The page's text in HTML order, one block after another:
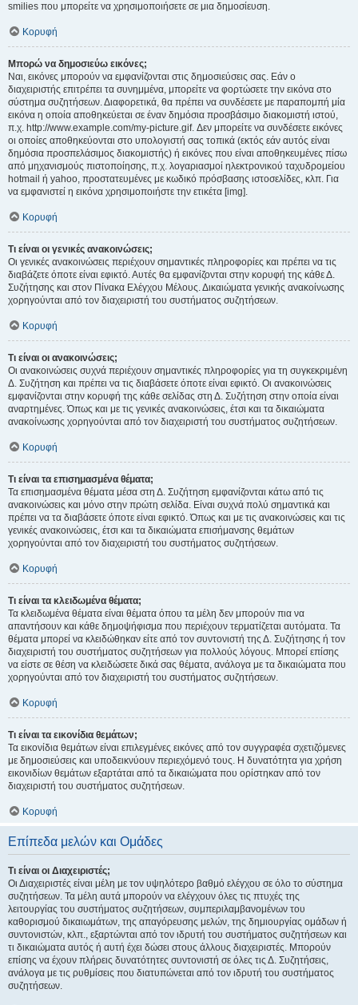
smilies που μπορείτε να χρησιμοποιήσετε σε μια δημοσίευση.
Κορυφή
Μπορώ να δημοσιεύω εικόνες;
Ναι, εικόνες μπορούν να εμφανίζονται στις δημοσιεύσεις σας. Εάν ο
διαχειριστής επιτρέπει τα συνημμένα, μπορείτε να φορτώσετε την εικόνα στο
σύστημα συζητήσεων. Διαφορετικά, θα πρέπει να συνδέσετε με παραπομπή μία
εικόνα η οποία αποθηκεύεται σε έναν δημόσια προσβάσιμο διακομιστή ιστού,
π.χ. http://www.example.com/my-picture.gif. Δεν μπορείτε να συνδέσετε εικόνες
οι οποίες αποθηκεύονται στο υπολογιστή σας τοπικά (εκτός εάν αυτός είναι
δημόσια προσπελάσιμος διακομιστής) ή εικόνες που είναι αποθηκευμένες πίσω
από μηχανισμούς πιστοποίησης, π.χ. λογαριασμοί ηλεκτρονικού ταχυδρομείου
hotmail ή yahoo, προστατευμένες με κωδικό πρόσβασης ιστοσελίδες, κλπ. Για
να εμφανιστεί η εικόνα χρησιμοποιήστε την ετικέτα [img].
Κορυφή
Τι είναι οι γενικές ανακοινώσεις;
Οι γενικές ανακοινώσεις περιέχουν σημαντικές πληροφορίες και πρέπει να τις
διαβάζετε όποτε είναι εφικτό. Αυτές θα εμφανίζονται στην κορυφή της κάθε Δ.
Συζήτησης και στον Πίνακα Ελέγχου Μέλους. Δικαιώματα γενικής ανακοίνωσης
χορηγούνται από τον διαχειριστή του συστήματος συζητήσεων.
Κορυφή
Τι είναι οι ανακοινώσεις;
Οι ανακοινώσεις συχνά περιέχουν σημαντικές πληροφορίες για τη συγκεκριμένη
Δ. Συζήτηση και πρέπει να τις διαβάσετε όποτε είναι εφικτό. Οι ανακοινώσεις
εμφανίζονται στην κορυφή της κάθε σελίδας στη Δ. Συζήτηση στην οποία είναι
αναρτημένες. Όπως και με τις γενικές ανακοινώσεις, έτσι και τα δικαιώματα
ανακοίνωσης χορηγούνται από τον διαχειριστή του συστήματος συζητήσεων.
Κορυφή
Τι είναι τα επισημασμένα θέματα;
Τα επισημασμένα θέματα μέσα στη Δ. Συζήτηση εμφανίζονται κάτω από τις
ανακοινώσεις και μόνο στην πρώτη σελίδα. Είναι συχνά πολύ σημαντικά και
πρέπει να τα διαβάσετε όποτε είναι εφικτό. Όπως και με τις ανακοινώσεις και τις
γενικές ανακοινώσεις, έτσι και τα δικαιώματα επισήμανσης θεμάτων
χορηγούνται από τον διαχειριστή του συστήματος συζητήσεων.
Κορυφή
Τι είναι τα κλειδωμένα θέματα;
Τα κλειδωμένα θέματα είναι θέματα όπου τα μέλη δεν μπορούν πια να
απαντήσουν και κάθε δημοψήφισμα που περιέχουν τερματίζεται αυτόματα. Τα
θέματα μπορεί να κλειδώθηκαν είτε από τον συντονιστή της Δ. Συζήτησης ή τον
διαχειριστή του συστήματος συζητήσεων για πολλούς λόγους. Μπορεί επίσης
να είστε σε θέση να κλειδώσετε δικά σας θέματα, ανάλογα με τα δικαιώματα που
χορηγούνται από τον διαχειριστή του συστήματος συζητήσεων.
Κορυφή
Τι είναι τα εικονίδια θεμάτων;
Τα εικονίδια θεμάτων είναι επιλεγμένες εικόνες από τον συγγραφέα σχετιζόμενες
με δημοσιεύσεις και υποδεικνύουν περιεχόμενό τους. Η δυνατότητα για χρήση
εικονιδίων θεμάτων εξαρτάται από τα δικαιώματα που ορίστηκαν από τον
διαχειριστή του συστήματος συζητήσεων.
Κορυφή
Επίπεδα μελών και Ομάδες
Τι είναι οι Διαχειριστές;
Οι Διαχειριστές είναι μέλη με τον υψηλότερο βαθμό ελέγχου σε όλο το σύστημα
συζητήσεων. Τα μέλη αυτά μπορούν να ελέγχουν όλες τις πτυχές της
λειτουργίας του συστήματος συζητήσεων, συμπεριλαμβανομένων του
καθορισμού δικαιωμάτων, της απαγόρευσης μελών, της δημιουργίας ομάδων ή
συντονιστών, κλπ., εξαρτώνται από τον ιδρυτή του συστήματος συζητήσεων και
τι δικαιώματα αυτός ή αυτή έχει δώσει στους άλλους διαχειριστές. Μπορούν
επίσης να έχουν πλήρεις δυνατότητες συντονιστή σε όλες τις Δ. Συζητήσεις,
ανάλογα με τις ρυθμίσεις που διατυπώνεται από τον ιδρυτή του συστήματος
συζητήσεων.